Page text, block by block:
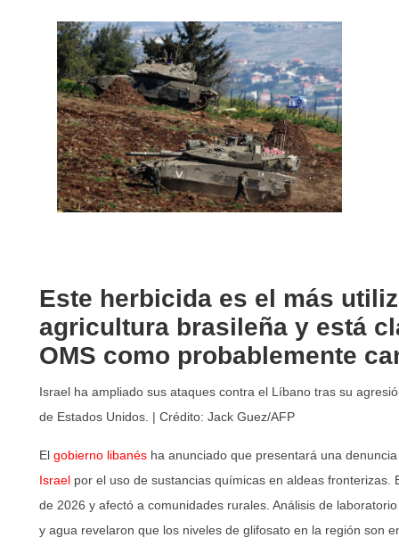
Este herbicida es el más
agricultura brasileña y está
OMS como probablemente
Israel ha ampliado sus ataques contra el Líbano tras su
de Estados Unidos. | Crédito: Jack Guez/AFP
El gobierno libanésha anunciado que presentará una
Israelpor el uso de sustancias químicas en aldeas fronterizas.
de 2026 y afectó a comunidades rurales. Análisis de
y agua revelaron que los niveles de glifosato en la región son